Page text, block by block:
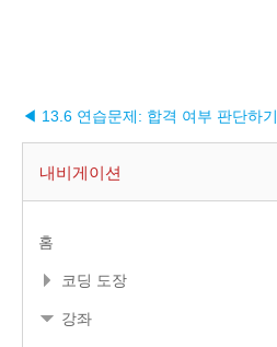
◀ 13.6 연습문제: 합격 여부 판단하기
내비게이션
홈
코딩 도장
강좌